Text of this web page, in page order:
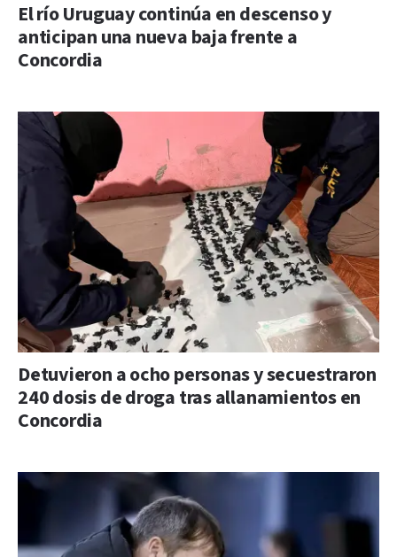
El río Uruguay continúa en descenso y
anticipan una nueva baja frente a
Concordia
Detuvieron a ocho personas y secuestraron
240 dosis de droga tras allanamientos en
Concordia